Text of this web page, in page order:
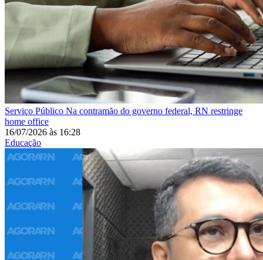
Serviço Público Na contramão do governo federal, RN restringe
home office
16/07/2026 às 16:28
Educação